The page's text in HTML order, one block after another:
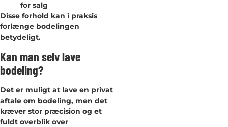
for salg
Disse forhold kan i praksis
forlænge bodelingen
betydeligt.
Kan man selv lave
bodeling?
Det er muligt at lave en privat
aftale om bodeling, men det
kræver stor præcision og et
fuldt overblik over